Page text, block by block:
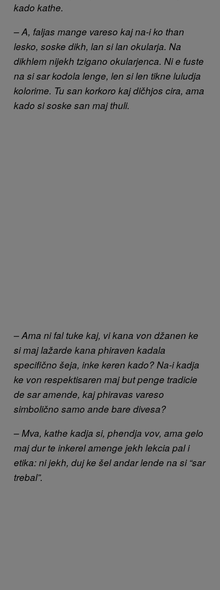
kado kathe.
– A, faljas mange vareso kaj na-i ko than
lesko, soske dikh, lan si lan okularja. Na
dikhlem nijekh tzigano okularjenca. Ni e fuste
na si sar kodola lenge, len si len tikne luludja
kolorime. Tu san korkoro kaj dičhjos cira, ama
kado si soske san maj thuli.
– Ama ni fal tuke kaj, vi kana von džanen ke
si maj lažarde kana phiraven kadala
specifično šeja, inke keren kado? Na-i kadja
ke von respektisaren maj but penge tradicie
de sar amende, kaj phiravas vareso
simbolično samo ande bare divesa?
– Mva, kathe kadja si, phendja vov, ama gelo
maj dur te inkerel amenge jekh lekcia pal i
etika: ni jekh, duj ke šel andar lende na si “sar
trebal”.